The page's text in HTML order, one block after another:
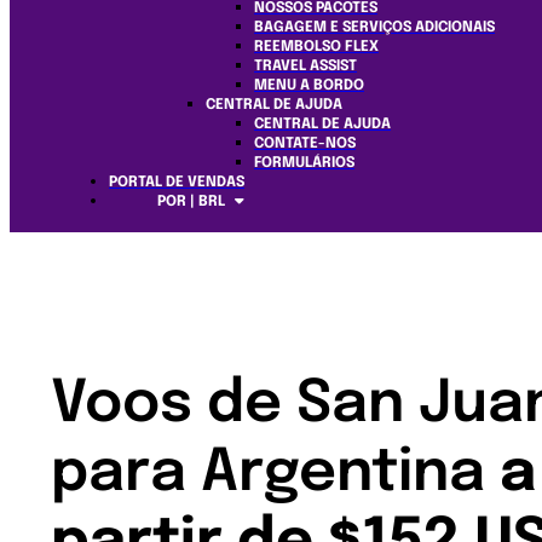
NOSSOS PACOTES
BAGAGEM E SERVIÇOS ADICIONAIS
REEMBOLSO FLEX
TRAVEL ASSIST
MENU A BORDO
CENTRAL DE AJUDA
CENTRAL DE AJUDA
CONTATE-NOS
FORMULÁRIOS
PORTAL DE VENDAS
POR | BRL
Voos de San
para Argentina a